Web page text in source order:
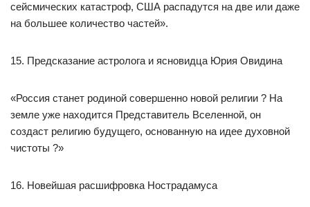
сейсмических катастроф, США распадутся на две или даже
на большее количество частей».
15. Предсказание астролога и ясновидца Юрия Овидина
«Россия станет родиной совершенно новой религии ? На
земле уже находится Представитель Вселенной, он
создаст религию будущего, основанную на идее духовной
чистоты ?»
16. Новейшая расшифровка Нострадамуса